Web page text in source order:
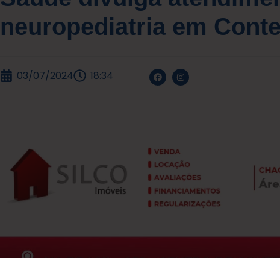
neuropediatria em
03/07/2024 18:34